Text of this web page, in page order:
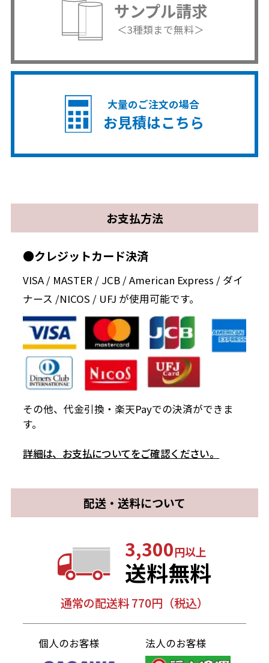
サンプル請求
＜3種類まで無料＞
大量のご注文の場合
お見積はこちら
お支払方法
●クレジットカード決済
VISA / MASTER / JCB / American Express / ダイ
ナース /NICOS / UFJ が使用可能です。
その他、代金引換・楽天Payでの決済ができま
す。
詳細は、お支払についてをご確認ください。
配送・送料について
3,300円以上
送料無料
通常の配送料 770円（税込）
個人のお客様 法人のお客様